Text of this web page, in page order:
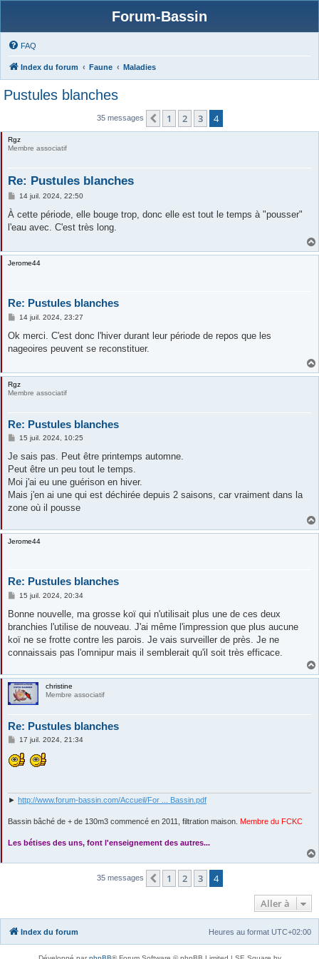
Forum-Bassin
FAQ
Index du forum Faune Maladies
Pustules blanches
35 messages Précédente
1 2 3 4
Rgz
Membre associatif
Re: Pustules blanches
M
s
a
14 juil. 2024, 22:50
À cette période, elle bouge trop, donc elle est tout le temps à "pousser"
l'eau avec. C'est très long.
Jerome44
Re: Pustules blanches
M
s
a
14 juil. 2024, 23:27
Ok merci. C'est donc l'hiver durant leur période de repos que les
nageoires peuvent se reconstituer.
Rgz
Membre associatif
Re: Pustules blanches
M
s
a
g
15 juil. 2024, 10:25
Je sais pas. Peut être printemps automne.
Peut être un peu tout le temps.
Moi j'ai eu une guérison en hiver.
Mais j'en ai une qui est déchirée depuis 2 saisons, car vraiment dans la
zone où il pousse
Jerome44
Re: Pustules blanches
M
s
a
g
15 juil. 2024, 20:34
Bonne nouvelle, ma grosse koï qui n'utilisait plus une de ces deux
branchies l'utilise de nouveau. J'ai même l'impression que plus aucune
koï ne se frotte contre les parois. Je vais surveiller de près. Je ne
connaissais pas l'omnipur mais il semblerait qu'il soit très efficace.
christine
Membre associatif
Re: Pustules blanches
M
s
s
17 juil. 2024, 21:34
► http://www.forum-bassin.com/Accueil/For ... Bassin.pdf
Bassin bâché de + de 130m3 commencé en 2011, filtration maison. Membre du FCKC
Les bétises des uns, font l'enseignement des autres...
35 messages Précédente
1 2 3
4
Aller à
Index du forum Heures au format UTC+02:00